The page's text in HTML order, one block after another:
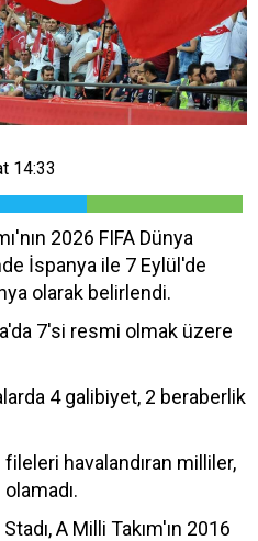
14:33
2026 FIFA Dünya
İspanya ile 7 Eylül'de
olarak belirlendi.
7'si resmi olmak üzere
4 galibiyet, 2 beraberlik
havalandıran milliler,
A Milli Takım'ın 2016